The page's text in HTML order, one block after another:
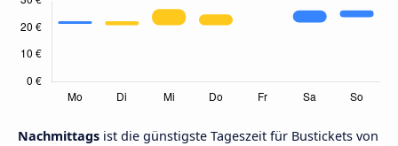
Nachmittags ist die günstigste Tageszeit für Bustickets von